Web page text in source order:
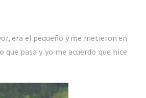
era el pequeño y me metieron en
pasa y yo me acuerdo que hice